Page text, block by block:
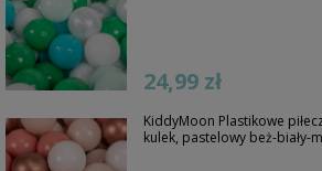
24,99 zł
KiddyMoon Plastikowe
kulek, pastelowy beż-biały-